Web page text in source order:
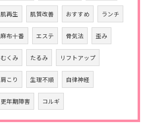
肌再生 肌質改善 おすすめ ランチ
麻布十番 エステ 骨気法 歪み
むくみ たるみ リフトアップ
肩こり 生理不順 自律神経
更年期障害 コルギ